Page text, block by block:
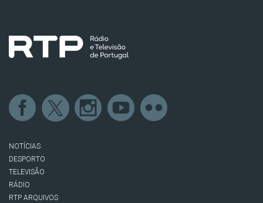
NOTÍCIAS
DESPORTO
TELEVISÃO
RÁDIO
RTP ARQUIVOS